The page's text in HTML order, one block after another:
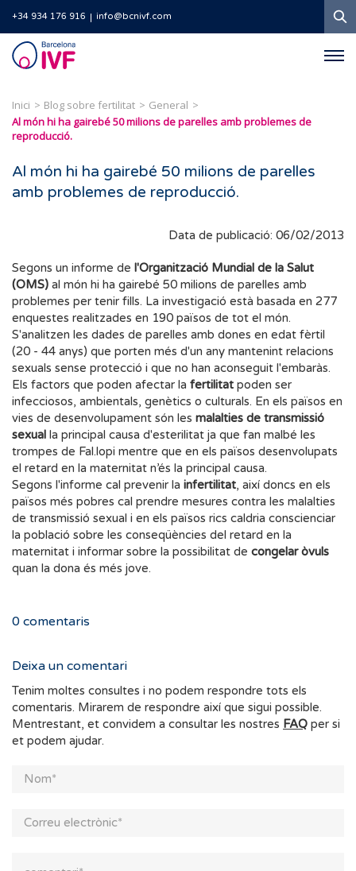
+34 934 176 916 info@bcnivf.com
Barcelona
IVF
Inici Blog sobre fertilitat
General
Al món hi ha gairebé 50 milions de parelles amb problemes de
reproducció.
Al món hi ha gairebé 50 milions de parelles
amb problemes de reproducció.
Data de publicació: 06/02/2013
Segons un informe de l'Organització Mundial de la Salut
(OMS) al món hi ha gairebé 50 milions de parelles amb
problemes per tenir fills. La investigació està basada en 277
enquestes realitzades en 190 països de tot el món.
S'analitzen les dades de parelles amb dones en edat fèrtil
(20 - 44 anys) que porten més d'un any mantenint relacions
sexuals sense protecció i que no han aconseguit l'embaràs.
Els factors que poden afectar la fertilitat poden ser
infecciosos, ambientals, genètics o culturals. En els països en
vies de desenvolupament són les malalties de transmissió
sexual la principal causa d'esterilitat ja que fan malbé les
trompes de Fal.lopi mentre que en els països desenvolupats
el retard en la maternitat n’és la principal causa.
Segons l'informe cal prevenir la infertilitat, així doncs en els
països més pobres cal prendre mesures contra les malalties
de transmissió sexual i en els països rics caldria conscienciar
la població sobre les conseqüències del retard en la
maternitat i informar sobre la possibilitat de congelar òvuls
quan la dona és més jove.
0 comentaris
Deixa un comentari
Tenim moltes consultes i no podem respondre tots els
comentaris. Mirarem de respondre així que sigui possible.
Mentrestant, et convidem a consultar les nostres FAQ per si
et podem ajudar.